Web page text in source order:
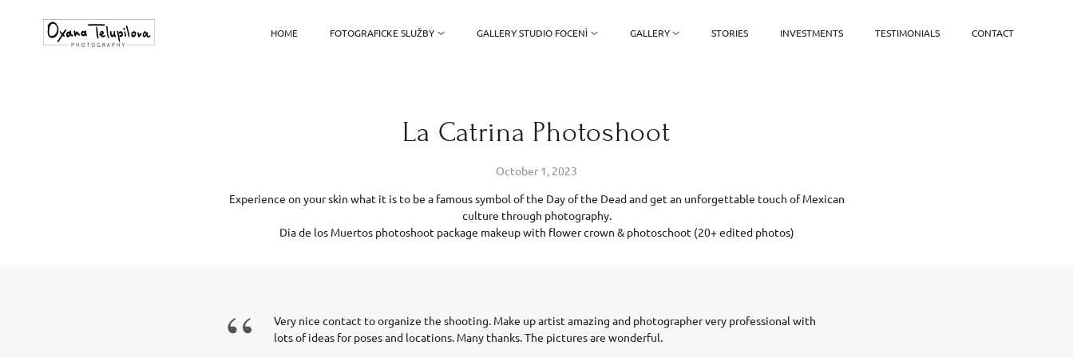
HOME FOTOGRAFICKE SLUŽBY GALLERY STUDIO FOCENÌ GALLERY STORIES INVESTMENTS TESTIMONIALS CONTACT
La Catrina Photoshoot
October 1, 2023
Experience on your skin what it is to be a famous symbol of the Day of the Dead and get an unforgettable touch of Mexican
culture through photography.
Dia de los Muertos photoshoot package makeup with flower crown & photoschoot (20+ edited photos)
“
Very nice contact to organize the shooting. Make up artist amazing and photographer very professional with
lots of ideas for poses and locations. Many thanks. The pictures are wonderful.